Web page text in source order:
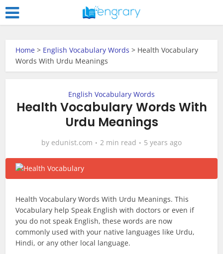
Home > English Vocabulary Words > Health Vocabulary
Words With Urdu Meanings
English Vocabulary Words
Health Vocabulary Words With
Urdu Meanings
by edunist.com 2 min read 5 years ago
Health Vocabulary Words With Urdu Meanings. This
Vocabulary help Speak English with doctors or even if
you do not speak English, these words are now
commonly used with your native languages like Urdu,
Hindi, or any other local language.